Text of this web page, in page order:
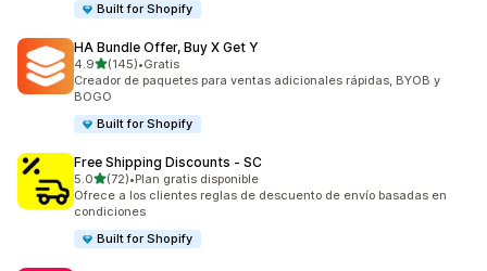
Built for Shopify
HA Bundle Offer, Buy X Get Y
4.9de 5 estrellas
(145)
145 reseñas en total
•Gratis
Creador de paquetes para ventas adicionales rápidas, BYOB y
BOGO
Built for Shopify
Free Shipping Discounts ‑ SC
5.0de 5 estrellas
(72)
72 reseñas en total
•Plan gratis disponible
Ofrece a los clientes reglas de descuento de envío basadas en
condiciones
Built for Shopify